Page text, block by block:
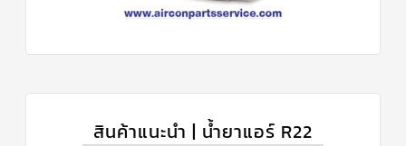
สินค้าแนะนำ | น้ำยาแอร์ R22